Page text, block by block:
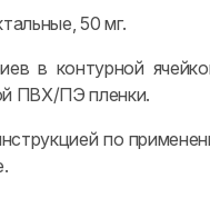
50 мг.
в контурной
ПВХ/ПЭ пленки.
по